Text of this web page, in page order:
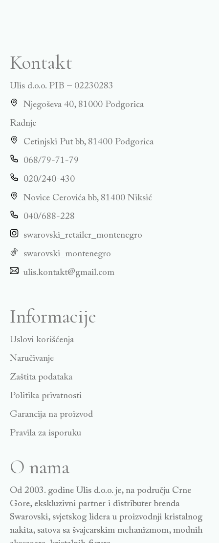
Kontakt
Ulis d.o.o. PIB – 02230283
Njegoševa 40, 81000 Podgorica
Radnje
Cetinjski Put bb, 81400 Podgorica
068/79-71-79
020/240-430
Novice Cerovića bb, 81400 Niksić
040/688-228
swarovski_retailer_montenegro
swarovski_montenegro
ulis.kontakt@gmail.com
Informacije
Uslovi korišćenja
Naručivanje
Zaštita podataka
Politika privatnosti
Garancija na proizvod
Pravila za isporuku
O nama
Od 2003. godine Ulis d.o.o. je, na području Crne
Gore, ekskluzivni partner i distributer brenda
Swarovski, svjetskog lidera u proizvodnji kristalnog
nakita, satova sa švajcarskim mehanizmom, modnih